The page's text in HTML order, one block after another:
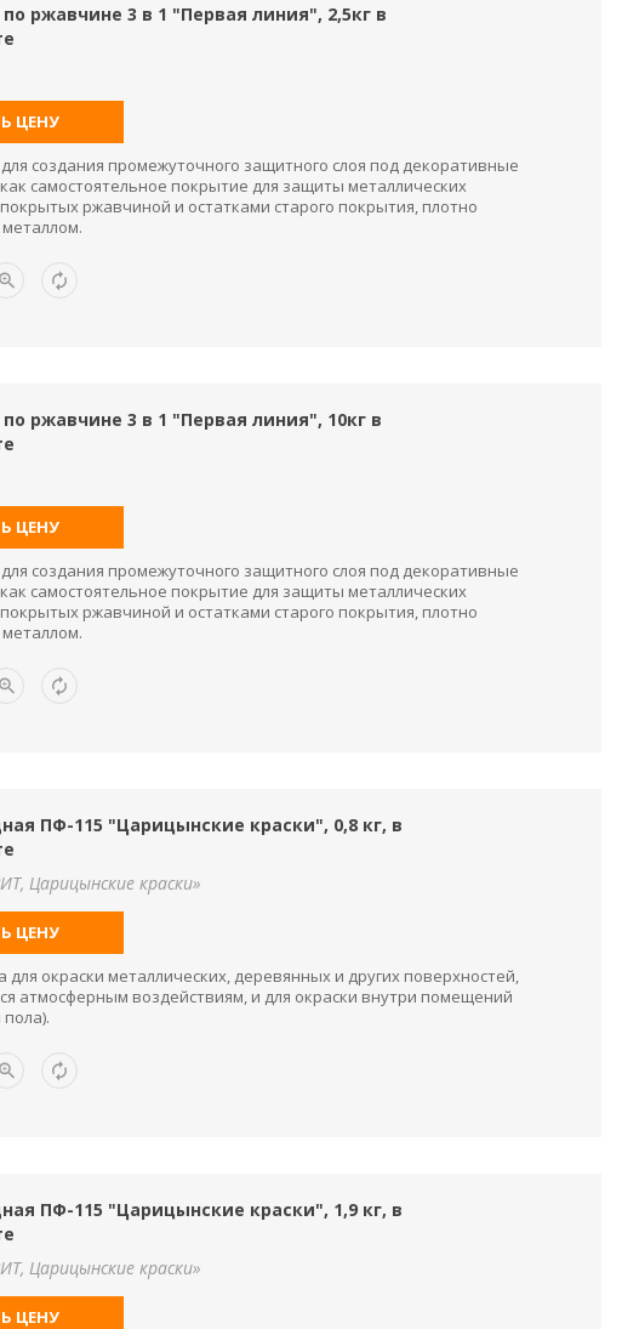
ржавчине 3 в 1 "Первая линия", 2,5кг в
ЦЕНУ
создания промежуточного защитного слоя под декоративные
самостоятельное покрытие для защиты металлических
ржавчиной и остатками старого покрытия, плотно
ржавчине 3 в 1 "Первая линия", 10кг в
ЦЕНУ
создания промежуточного защитного слоя под декоративные
самостоятельное покрытие для защиты металлических
ржавчиной и остатками старого покрытия, плотно
ПФ-115 "Царицынские краски", 0,8 кг, в
Царицынские краски»
ЦЕНУ
окраски металлических, деревянных и других поверхностей,
атмосферным воздействиям, и для окраски внутри помещений
ПФ-115 "Царицынские краски", 1,9 кг, в
Царицынские краски»
ЦЕНУ